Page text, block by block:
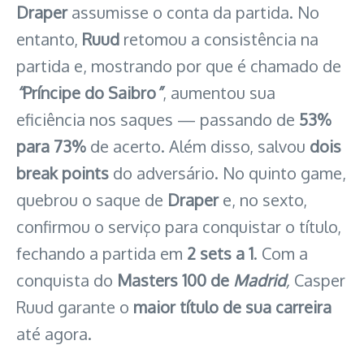
Draperassumisse o conta da partida. No
entanto, Ruud retomou a consistência na
partida e, mostrando por que é chamado de
“Príncipe do Saibro”, aumentou sua
eficiência nos saques — passando de 53%
para 73% de acerto. Além disso, salvou dois
break points do adversário. No quinto game,
quebrou o saque de Drapere, no sexto,
confirmou o serviço para conquistar o título,
fechando a partida em 2 sets a 1. Com a
conquista do Masters 100 de Madrid, Casper
Ruud garante o maior título de sua carreira
até agora.